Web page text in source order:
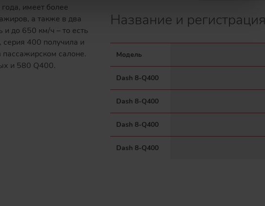
имеет более
а также в два
и до 650 км/ч – то есть
400 получила и
салоне.
и 580 Q400.
Название и регистрация
Модель
Dash 8-Q400
Dash 8-Q400
Dash 8-Q400
Dash 8-Q400